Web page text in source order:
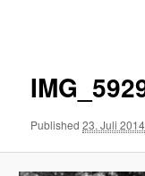
Published23. Juli 2014